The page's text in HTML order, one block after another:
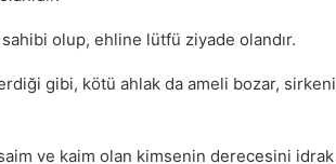
olup, ehline lütfü ziyade olandır.
gibi, kötü ahlak da ameli bozar,
ve kaim olan kimsenin derecesini